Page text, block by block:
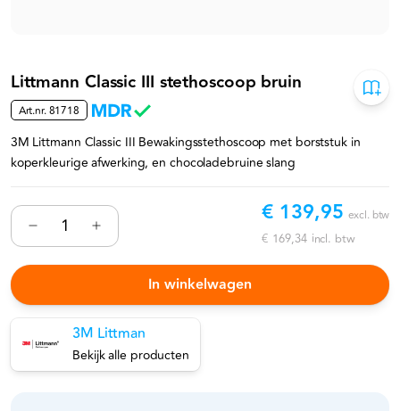
Littmann Classic III stethoscoop bruin
Art.nr.81718
3M Littmann Classic III Bewakingsstethoscoop met borststuk in
koperkleurige afwerking, en chocoladebruine slang
€ 139,95 excl. btw
€ 169,34 incl. btw
In winkelwagen
3M Littman
Bekijk alle producten